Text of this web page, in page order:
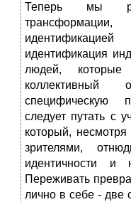
Теперь мы
идентификация
людей,
коллективный
специфическую
следует путать с
который,
зрителями,
идентичности и
Переживать
лично в себе -